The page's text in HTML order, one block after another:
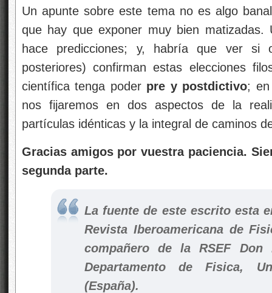
Un apunte sobre este tema no es algo
que hay que exponer muy bien
hace predicciones; y, habría que ver si
posteriores) confirman estas elecciones
científica tenga poder pre y postdictivo; en
nos fijaremos en dos aspectos de la
partículas idénticas y la integral de caminos
Gracias amigos por vuestra paciencia.
segunda parte.
La fuente de este escrito esta
Revista Iberoamericana de
compañero de la RSEF Don
Departamento de Fisica,
(España).